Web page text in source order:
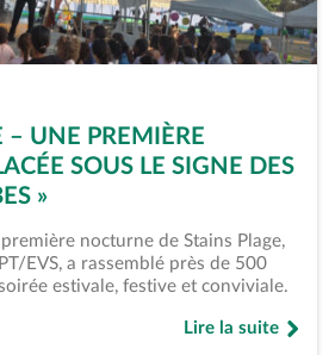
– UNE PREMIÈRE
SOUS LE SIGNE DES
»
nocturne de Stains Plage,
EVS, a rassemblé près de 500
estivale, festive et conviviale.
Plage – Une première nocturne
« Stains-Plage – Une première
Lire la suite
de « Stains-Plage